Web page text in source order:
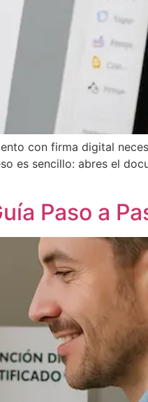
con firma digital
es sencillo: abres el
Paso a